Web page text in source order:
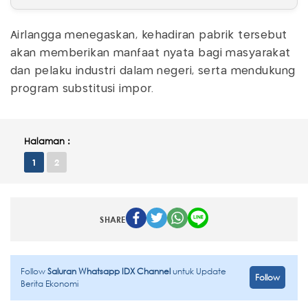
Airlangga menegaskan, kehadiran pabrik tersebut
akan memberikan manfaat nyata bagi masyarakat
dan pelaku industri dalam negeri, serta mendukung
program substitusi impor.
Halaman :
1 2
SHARE
FollowSaluran Whatsapp IDX Channeluntuk Update
Berita Ekonomi
Follow